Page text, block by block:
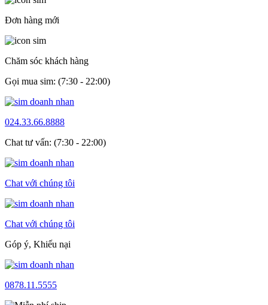
Đơn hàng mới
Chăm sóc khách hàng
Gọi mua sim: (7:30 - 22:00)
024.33.66.8888
Chat tư vấn: (7:30 - 22:00)
Chat với chúng tôi
Chat với chúng tôi
Góp ý, Khiếu nại
0878.11.5555